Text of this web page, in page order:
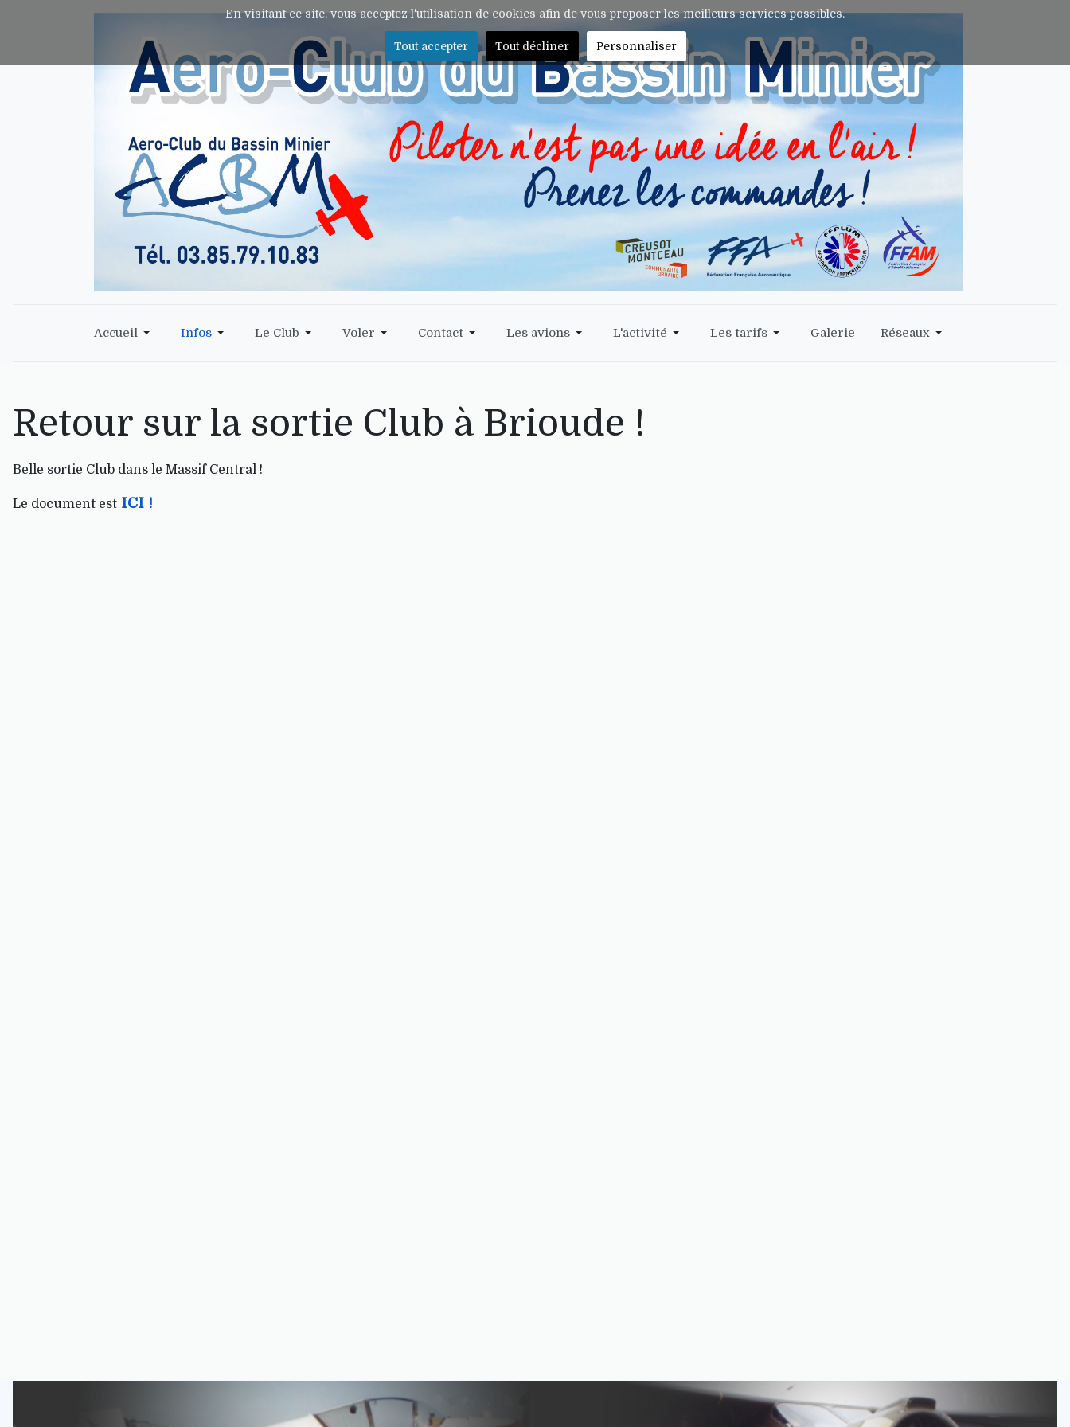
Accueil Infos Le Club Voler Contact Les avions L'activité Les tarifs Galerie Réseaux
Retour sur la sortie Club à Brioude !
Belle sortie Club dans le Massif Central !
Le document est ICI !
En visitant ce site, vous acceptez l'utilisation de cookies afin de vous proposer les meilleurs services possibles.
Tout accepter Tout décliner Personnaliser